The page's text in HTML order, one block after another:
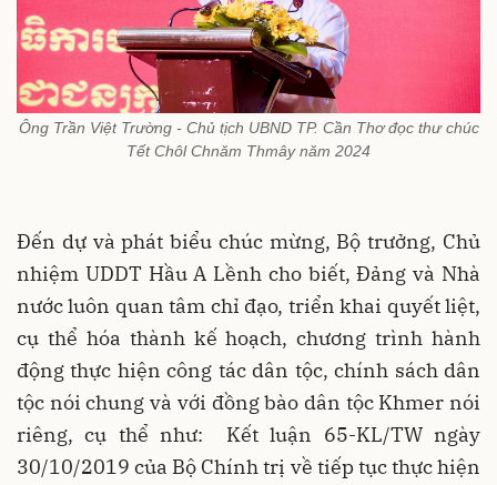
Ông Trần Việt Trường - Chủ tịch UBND TP. Cần Thơ đọc thư chúc
Tết Chôl Chnăm Thmây năm 2024
Đến dự và phát biểu chúc mừng, Bộ trưởng, Chủ
nhiệm UDDT Hầu A Lềnh cho biết, Đảng và Nhà
nước luôn quan tâm chỉ đạo, triển khai quyết liệt,
cụ thể hóa thành kế hoạch, chương trình hành
động thực hiện công tác dân tộc, chính sách dân
tộc nói chung và với đồng bào dân tộc Khmer nói
riêng, cụ thể như: Kết luận 65-KL/TW ngày
30/10/2019 của Bộ Chính trị về tiếp tục thực hiện